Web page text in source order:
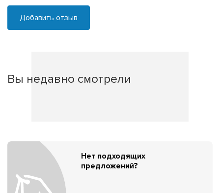
Добавить отзыв
Вы недавно смотрели
Нет подходящих
предложений?